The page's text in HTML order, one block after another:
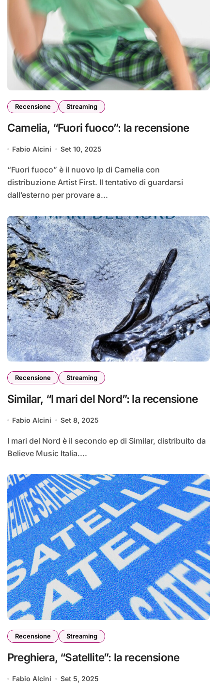
Recensione Streaming
Camelia, “Fuori fuoco”: la recensione
Fabio Alcini Set 10, 2025
“Fuori fuoco” è il nuovo lp di Camelia con
distribuzione Artist First. Il tentativo di guardarsi
dall’esterno per provare a...
Recensione Streaming
Similar, “I mari del Nord”: la recensione
Fabio Alcini Set 8, 2025
I mari del Nord è il secondo ep di Similar, distribuito da
Believe Music Italia....
Recensione Streaming
Preghiera, “Satellite”: la recensione
Fabio Alcini Set 5, 2025